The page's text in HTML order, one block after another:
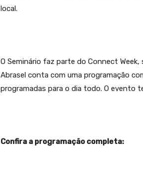
local.
O Seminário faz parte do Connect
Abrasel conta com uma programação
programadas para o dia todo. O evento
Confira a programação completa: